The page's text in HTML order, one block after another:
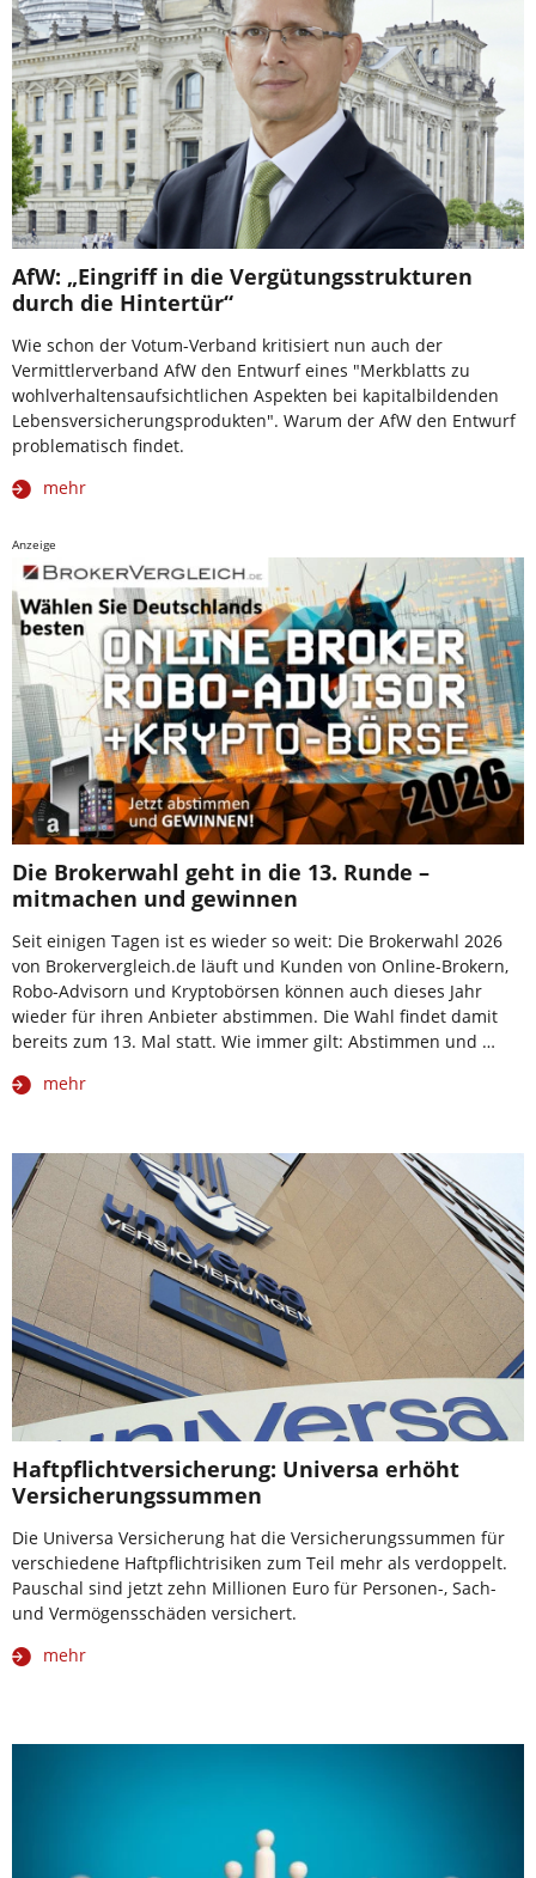
AfW: „Eingriff in die Vergütungsstrukturen
durch die Hintertür“
Wie schon der Votum-Verband kritisiert nun auch der
Vermittlerverband AfW den Entwurf eines "Merkblatts zu
wohlverhaltensaufsichtlichen Aspekten bei kapitalbildenden
Lebensversicherungsprodukten". Warum der AfW den Entwurf
problematisch findet.
mehr
Anzeige
Die Brokerwahl geht in die 13. Runde –
mitmachen und gewinnen
Seit einigen Tagen ist es wieder so weit: Die Brokerwahl 2026
von Brokervergleich.de läuft und Kunden von Online-Brokern,
Robo-Advisorn und Kryptobörsen können auch dieses Jahr
wieder für ihren Anbieter abstimmen. Die Wahl findet damit
bereits zum 13. Mal statt. Wie immer gilt: Abstimmen und …
mehr
Haftpflichtversicherung: Universa erhöht
Versicherungssummen
Die Universa Versicherung hat die Versicherungssummen für
verschiedene Haftpflichtrisiken zum Teil mehr als verdoppelt.
Pauschal sind jetzt zehn Millionen Euro für Personen-, Sach-
und Vermögensschäden versichert.
mehr